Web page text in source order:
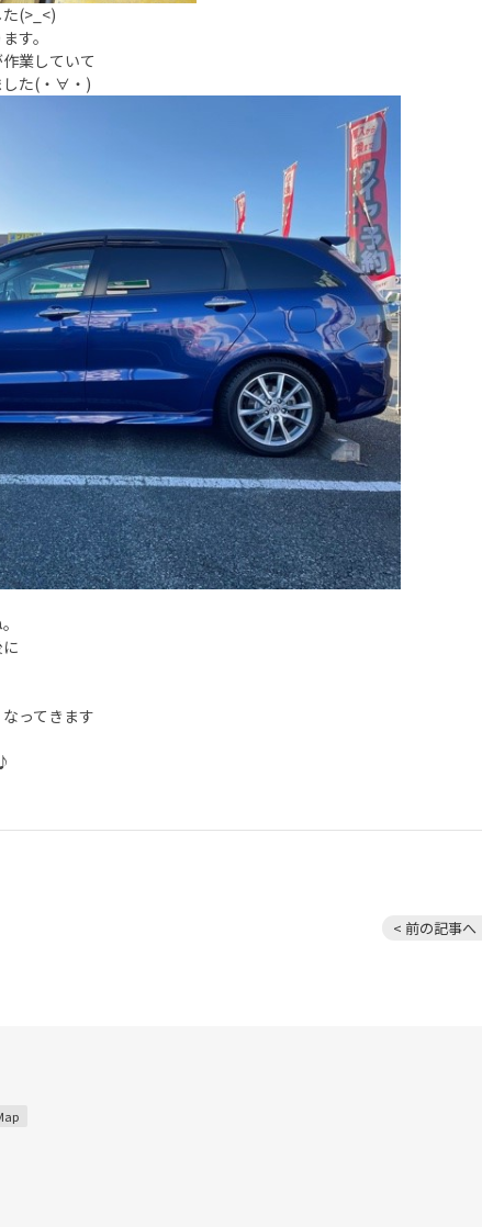
(>_<)
す。
業していて
した(・∀・)
ってきます
< 前の記事へ